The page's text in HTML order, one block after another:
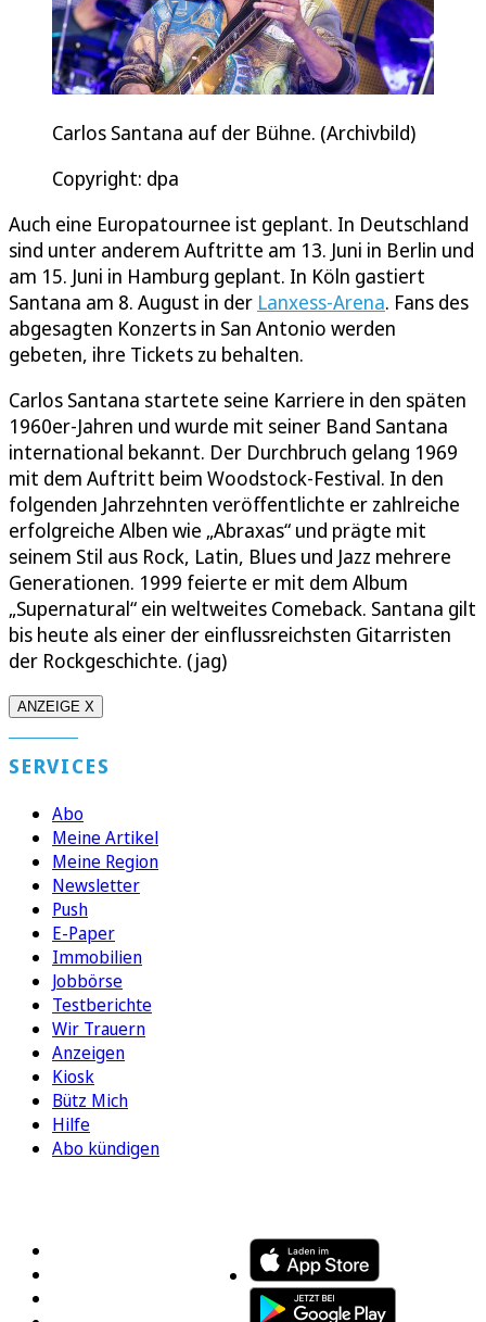
Carlos Santana auf der Bühne. (Archivbild)
Copyright: dpa
Auch eine Europatournee ist geplant. In Deutschland
sind unter anderem Auftritte am 13. Juni in Berlin und
am 15. Juni in Hamburg geplant. In Köln gastiert
Santana am 8. August in der Lanxess-Arena. Fans des
abgesagten Konzerts in San Antonio werden
gebeten, ihre Tickets zu behalten.
Carlos Santana startete seine Karriere in den späten
1960er-Jahren und wurde mit seiner Band Santana
international bekannt. Der Durchbruch gelang 1969
mit dem Auftritt beim Woodstock-Festival. In den
folgenden Jahrzehnten veröffentlichte er zahlreiche
erfolgreiche Alben wie „Abraxas“ und prägte mit
seinem Stil aus Rock, Latin, Blues und Jazz mehrere
Generationen. 1999 feierte er mit dem Album
„Supernatural“ ein weltweites Comeback. Santana gilt
bis heute als einer der einflussreichsten Gitarristen
der Rockgeschichte. (jag)
ANZEIGE X
SERVICES
Abo
Meine Artikel
Meine Region
Newsletter
Push
E-Paper
Immobilien
Jobbörse
Testberichte
Wir Trauern
Anzeigen
Kiosk
Bütz Mich
Hilfe
Abo kündigen